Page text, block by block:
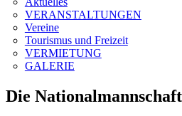
VERANSTALTUNGEN
Vereine
Tourismus und Freizeit
VERMIETUNG
GALERIE
Die